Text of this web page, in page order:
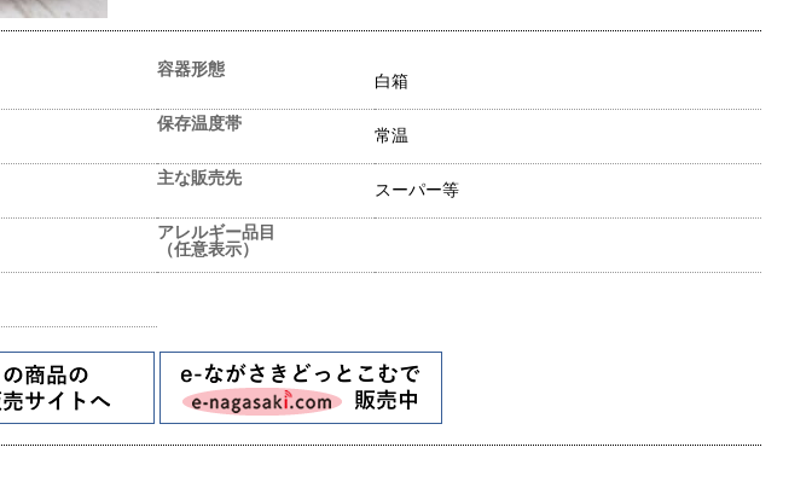
容器形態
白箱
保存温度帯
常温
主な販売先
スーパー等
アレルギー品目
（任意表示）